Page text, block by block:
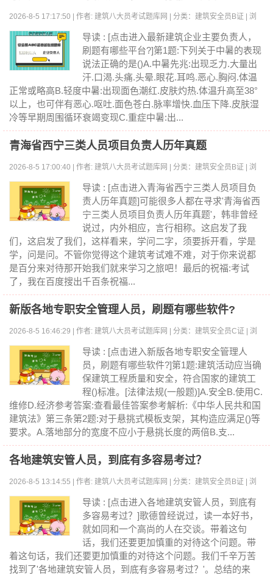
2026-8-5 17:17:50 | 作者: 建筑八大员考试题库网 | 分类：建筑安全员B证 | 浏
览:0
导读 : [点击进入最新建筑企业主要负责人，
刷题有哪些平台?]第1题:下列关于中暑的表现
说法正确的是()A.中暑先兆:出现乏力.大量出
汗.口渴.头痛.头晕.眼花.耳鸣.恶心.胸闷.体温
正常或略高B.轻度中暑:出现面色潮红.皮肤灼热.体温升高至38°
以上，也可伴有恶心.呕吐.面色苍白.脉率增快.血压下降.皮肤湿
冷等早期周围循环衰竭变现C.重症中暑:出...
青海省西宁三类人员项目负责人历年真题
2026-8-5 17:00:40 | 作者: 建筑八大员考试题库网 | 分类：建筑安全员B证 | 浏
览:0
导读 : [点击进入青海省西宁三类人员项目负
责人历年真题]可能很多人都在寻求'青海省西
宁三类人员项目负责人历年真题'，韩非曾经
说过，内外相应，言行相称。这启发了我
们，这启发了我们，这样看来，学问二字，须要拆开看，学是
学，问是问。不管你觉得这个建筑考试难不难，对于你来说都
是百分来对待那开始我们就来学习之旅吧！最后的祝福:考试
了，我在百度搜出千百条祝福...
新版各地专职安全管理人员，刷题有哪些软件?
2026-8-5 16:46:29 | 作者: 建筑八大员考试题库网 | 分类：建筑安全员C证 | 浏
览:0
导读 : [点击进入新版各地专职安全管理人
员，刷题有哪些软件?]第1题:建筑活动应当确
保建筑工程质量和安全，符合国家的建筑工
程()标准。[法律法规(一般题)]A.安全B.使用C.
维修D.经济参考答案:查看最佳答案参考解析:《中华人民共和国
建筑法》第三条第2题:对于悬挑式模板支架，其构造应满足()等
要求。A.落地部分的宽度不应小于悬挑长度的两倍B.支...
各地建筑安管人员，到底有多容易考过？
2026-8-5 13:14:55 | 作者: 建筑八大员考试题库网 | 分类：建筑安全员B证 | 浏
览:0
导读 : [点击进入各地建筑安管人员，到底有
多容易考过？]歌德曾经说过，读一本好书，
就如同和一个高尚的人在交谈。带着这句
话，我们还要更加慎重的对待这个问题。带
着这句话，我们还要更加慎重的对待这个问题。我们千辛万苦
找到了'各地建筑安管人员，到底有多容易考过？'。总结的来